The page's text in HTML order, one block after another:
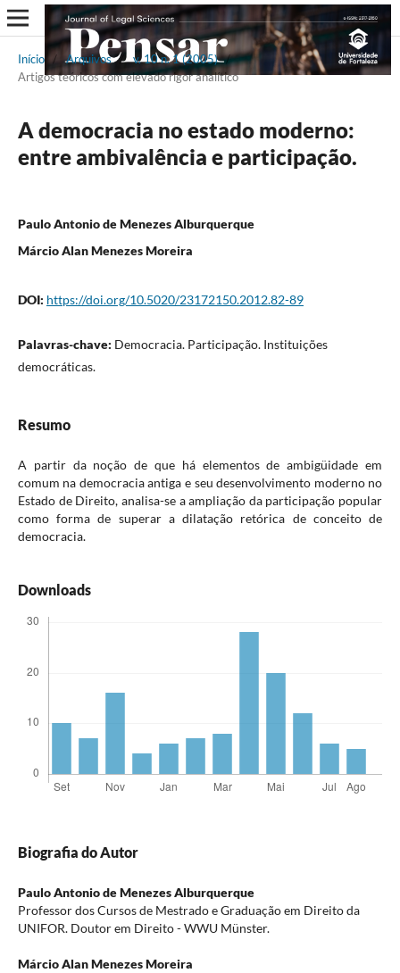
Início / Arquivos / v. 10 n. 1 (2005) /
Artigos teóricos com elevado rigor analítico
A democracia no estado moderno:
entre ambivalência e participação.
Paulo Antonio de Menezes Alburquerque
Márcio Alan Menezes Moreira
DOI: https://doi.org/10.5020/23172150.2012.82-89
Palavras-chave: Democracia. Participação. Instituições
democráticas.
Resumo
A partir da noção de que há elementos de ambigüidade em
comum na democracia antiga e seu desenvolvimento moderno no
Estado de Direito, analisa-se a ampliação da participação popular
como forma de superar a dilatação retórica de conceito de
democracia.
Downloads
Biografia do Autor
Paulo Antonio de Menezes Alburquerque
Professor dos Cursos de Mestrado e Graduação em Direito da
UNIFOR. Doutor em Direito - WWU Münster.
Márcio Alan Menezes Moreira